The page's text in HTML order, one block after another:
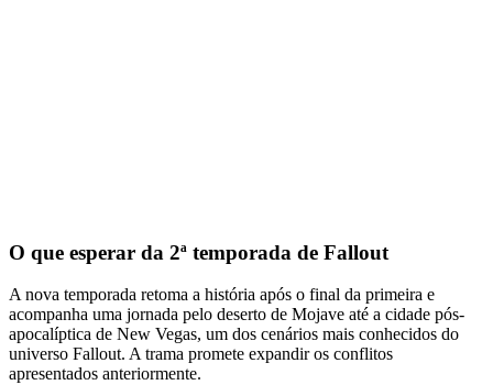
O que esperar da 2ª temporada de Fallout
A nova temporada retoma a história após o final da primeira e
acompanha uma jornada pelo deserto de Mojave até a cidade pós-
apocalíptica de New Vegas, um dos cenários mais conhecidos do
universo Fallout. A trama promete expandir os conflitos
apresentados anteriormente.